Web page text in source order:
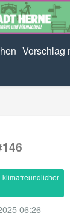
Vorschlag
klimafreundlicher
06:26